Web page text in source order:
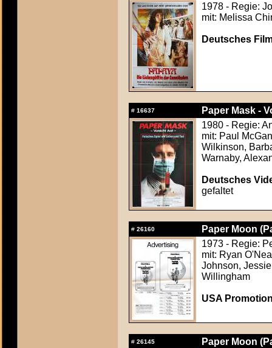
1978 - Regie:
mit: Melissa
Deutsches
# 16637
Paper Mask -
1980 - Regie:
mit: Paul
Wilkinson,
Warnaby,
Deutsches
gefaltet
# 26160
Paper Moon
1973 - Regie:
mit: Ryan
Johnson,
Willingham
USA
# 26145
Paper Moon